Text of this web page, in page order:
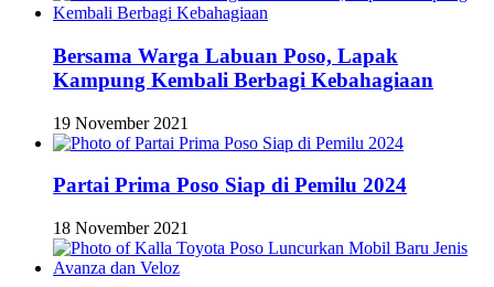
Bersama Warga Labuan Poso, Lapak
Kampung Kembali Berbagi Kebahagiaan
19 November 2021
Partai Prima Poso Siap di Pemilu 2024
18 November 2021